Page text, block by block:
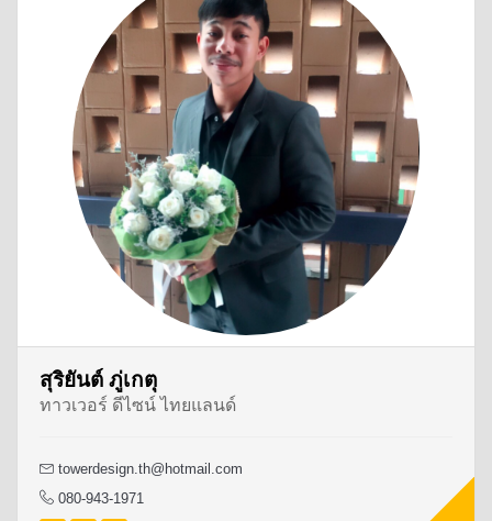
สุริยันต์ ภู่เกตุ
ทาวเวอร์ ดีไซน์ ไทยแลนด์
towerdesign.th@hotmail.com
080-943-1971